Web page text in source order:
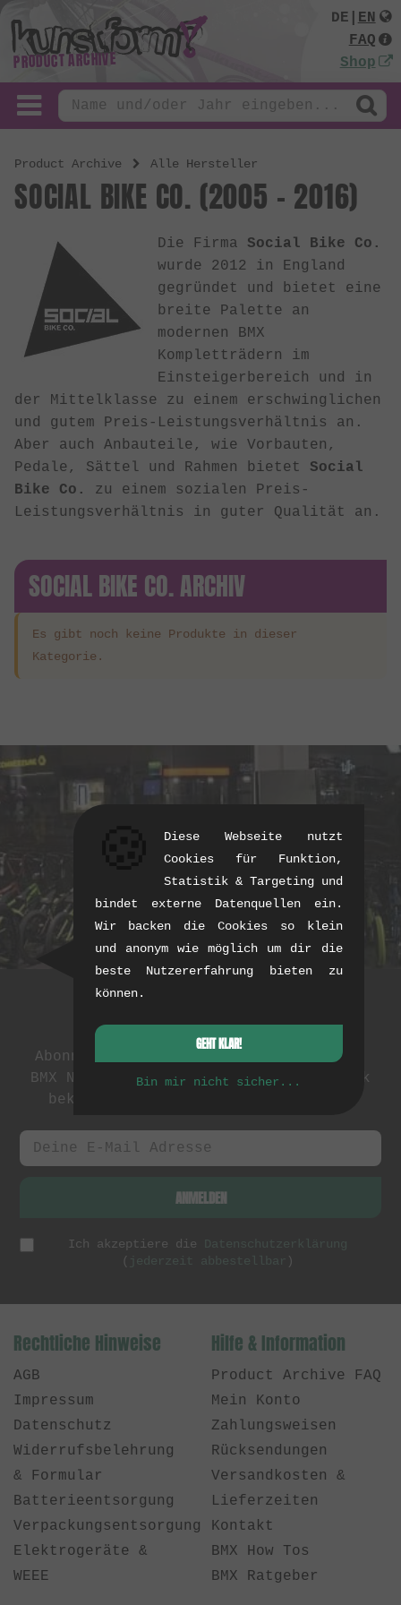
PRODUCT ARCHIVE
DE
EN
FAQ
Shop
Product Archive Alle Hersteller
SOCIAL BIKE CO. (2005 - 2016)
Die Firma Social Bike Co.
wurde 2012 in England
gegründet und bietet eine
breite Palette an
modernen BMX
Kompletträdern im
Einsteigerbereich und in
der Mittelklasse zu einem erschwinglichen
und gutem Preis-Leistungsverhältnis an.
Aber auch Anbauteile, wie Vorbauten,
Pedale, Sättel und Rahmen bietet Social
Bike Co.
zu einem sozialen Preis-
Leistungsverhältnis in guter Qualität an.
SOCIAL BIKE CO. ARCHIV
Es gibt noch keine Produkte in dieser
Kategorie.
AKTUELLE PRODUKTE KAUFEN
Newsletter
Abonniere unseren Newsletter: Events,
BMX News und exklusive Deals. Als Dank
bekommst du einen
ANMELDEN
Ich akzeptiere die
Datenschutzerklärung
(
jederzeit abbestellbar )
Rechtliche Hinweise
AGB
Impressum
Datenschutz
Widerrufsbelehrung
& Formular
Batterieentsorgung
Verpackungsentsorgung
Elektrogeräte &
WEEE
Hilfe & Information
Product Archive FAQ
Mein Konto
Zahlungsweisen
Rücksendungen
Versandkosten &
Lieferzeiten
Kontakt
BMX How Tos
BMX Ratgeber
Diese Webseite nutzt
Cookies für Funktion,
Statistik & Targeting und
bindet externe Datenquellen ein.
Wir backen die Cookies so klein
und anonym wie möglich um dir die
beste Nutzererfahrung bieten zu
können.
GEHT KLAR!
Bin mir nicht sicher...